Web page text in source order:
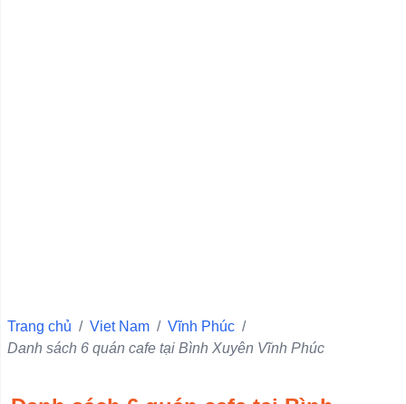
Quận Ba Đình
Quận 11
Trang chủ / Viet Nam / Vĩnh Phúc /
Danh sách 6 quán cafe tại Bình Xuyên Vĩnh Phúc